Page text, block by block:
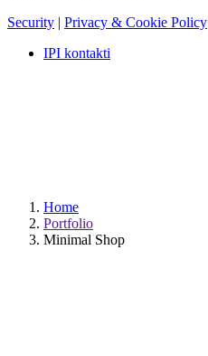
Security | Privacy & Cookie Policy
IPI kontakti
Home
Portfolio
Minimal Shop